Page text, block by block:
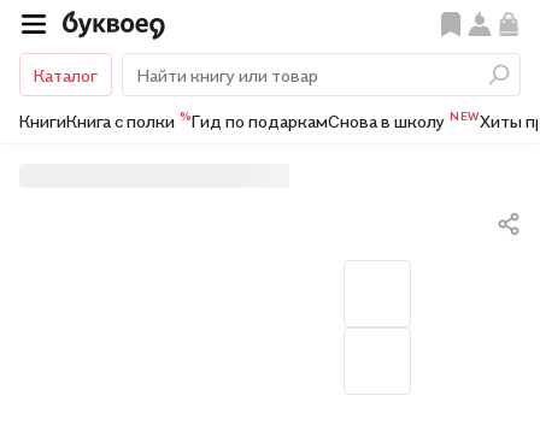
Каталог
КнигиКнига с полки %Гид по подаркамСнова в школу NEWХиты